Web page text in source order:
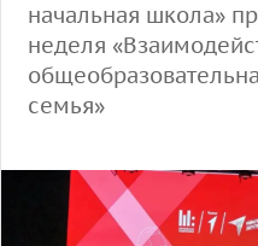
начальная школа»
неделя
семья»